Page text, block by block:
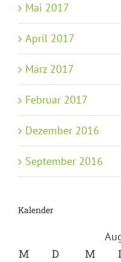
Mai 2017
April 2017
März 2017
Februar 2017
Dezember 2016
September 2016
Kalender
M D M